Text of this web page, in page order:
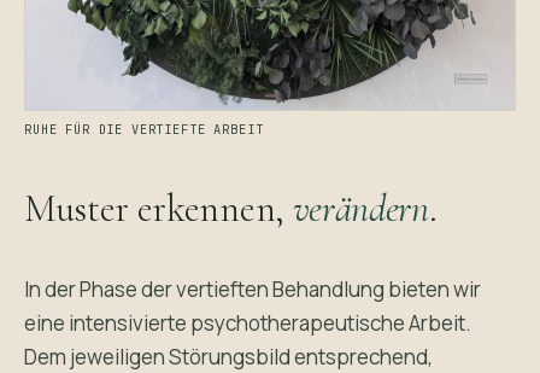
RUHE FÜR DIE VERTIEFTE ARBEIT
Muster erkennen, verändern.
In der Phase der vertieften Behandlung bieten wir
eine intensivierte psychotherapeutische Arbeit.
Dem jeweiligen Störungsbild entsprechend,